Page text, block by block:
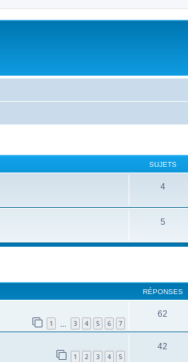
SUJETS
4
5
RÉPONSES
1 3 4 5 6 7
62
1 2 3 4 5
42